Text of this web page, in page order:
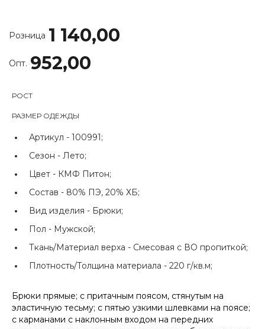
Розница 1 140,00
Опт. 952,00
РОСТ
РАЗМЕР ОДЕЖДЫ
Артикул - 100991;
Сезон - Лето;
Цвет - КМФ Питон;
Состав - 80% ПЭ, 20% ХБ;
Вид изделия - Брюки;
Пол - Мужской;
Ткань/Материал верха - Смесовая с ВО пропиткой;
Плотность/Толщина материала - 220 г/кв.м;
Брюки прямые; с притачным поясом, стянутым на
эластичную тесьму; с пятью узкими шлевками на поясе;
с карманами с наклонным входом на передних